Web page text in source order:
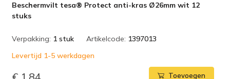
Beschermvilt tesa® Protect anti-kras Ø26mm wit 12
stuks
Verpakking: 1 stuk Artikelcode: 1397013
Levertijd 1-5 werkdagen
Toevoegen